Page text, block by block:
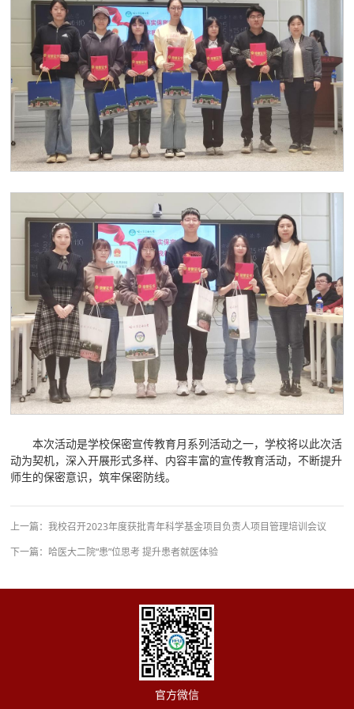
本次活动是学校保密宣传教育月系列活动之一，学校将以此次活
动为契机，深入开展形式多样、内容丰富的宣传教育活动，不断提升
师生的保密意识，筑牢保密防线。
上一篇：我校召开2023年度获批青年科学基金项目负责人项目管理培训会议
下一篇： 哈医大二院“患”位思考 提升患者就医体验
官方微信